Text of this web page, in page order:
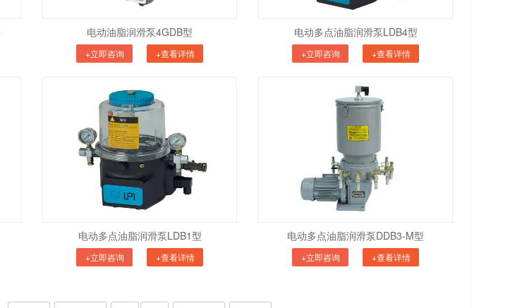
电动油脂润滑泵4GDB型
+立即咨询 +查看详情
电动多点油脂润滑泵LDB4型
+立即咨询 +查看详情
电动多点油脂润滑泵LDB1型
+立即咨询 +查看详情
电动多点油脂润滑泵DDB3-M型
+立即咨询 +查看详情